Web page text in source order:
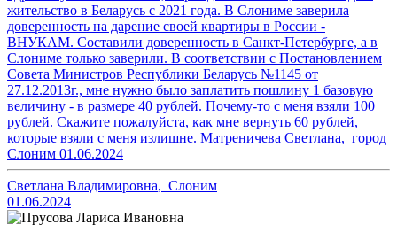
жительство в Беларусь с 2021 года. В Слониме заверила
доверенность на дарение своей квартиры в России -
ВНУКАМ. Составили доверенность в Санкт-Петербурге, а в
Слониме только заверили. В соответствии с Постановлением
Совета Министров Республики Беларусь №1145 от
27.12.2013г., мне нужно было заплатить пошлину 1 базовую
величину - в размере 40 рублей. Почему-то с меня взяли 100
рублей. Скажите пожалуйста, как мне вернуть 60 рублей,
которые взяли с меня излишне. Матреничева Светлана, город
Слоним 01.06.2024
Светлана Владимировна, Слоним
01.06.2024